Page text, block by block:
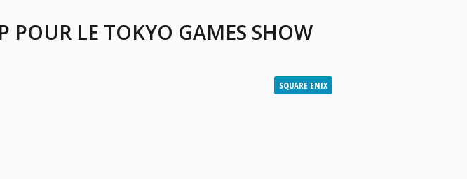
POUR LE TOKYO GAMES SHOW
SQUARE ENIX